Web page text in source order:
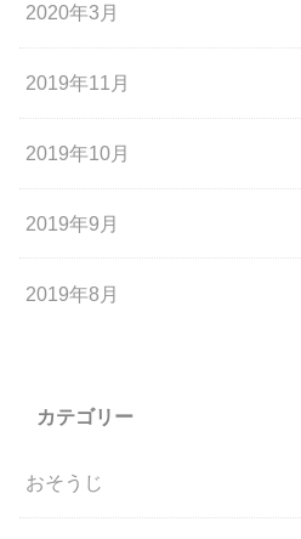
2020年3月
2019年11月
2019年10月
2019年9月
2019年8月
カテゴリー
おそうじ